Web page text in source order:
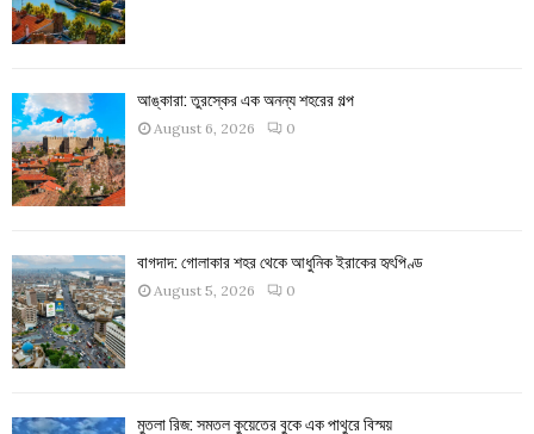
আঙ্কারা: তুরস্কের এক অনন্য শহরের গল্প
August 6, 2026 0
বাগদাদ: গোলাকার শহর থেকে আধুনিক ইরাকের হৃৎপিণ্ড
August 5, 2026 0
মুতলা রিজ: সমতল কুয়েতের বুকে এক পাথুরে বিস্ময়